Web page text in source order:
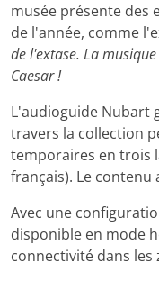
musée présente des
de l'année, comme
de l'extase. La
Caesar !
L'audioguide Nubart
travers la collection
temporaires en trois
français). Le contenu
Avec une
disponible en mode
connectivité dans les